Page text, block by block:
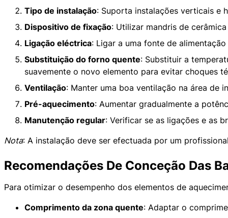
Tipo de instalação: Suporta instalações verticais e
Dispositivo de fixação: Utilizar mandris de
Ligação eléctrica: Ligar a uma fonte de
Substituição do forno quente: Substituir a
suavemente o novo elemento para evitar choques
Ventilação: Manter uma boa ventilação na área de
Pré-aquecimento: Aumentar gradualmente a
Manutenção regular: Verificar se as ligações e as
Nota: A instalação deve ser efectuada por um
Recomendações De Conceção Das
Para otimizar o desempenho dos elementos de
Comprimento da zona quente: Adaptar o